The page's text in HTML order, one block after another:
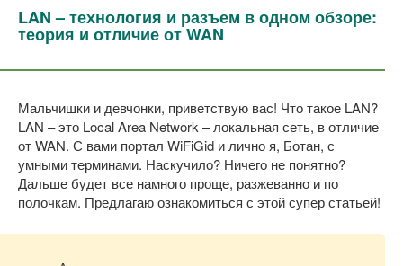
LAN – технология и разъем в одном обзоре:
теория и отличие от WAN
Мальчишки и девчонки, приветствую вас! Что такое LAN?
LAN – это Local Area Network – локальная сеть, в отличие
от WAN. С вами портал WiFiGid и лично я, Ботан, с
умными терминами. Наскучило? Ничего не понятно?
Дальше будет все намного проще, разжеванно и по
полочкам. Предлагаю ознакомиться с этой супер статьей!